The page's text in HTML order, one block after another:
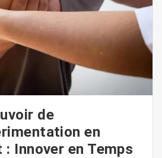
de
en
: Innover en Temps